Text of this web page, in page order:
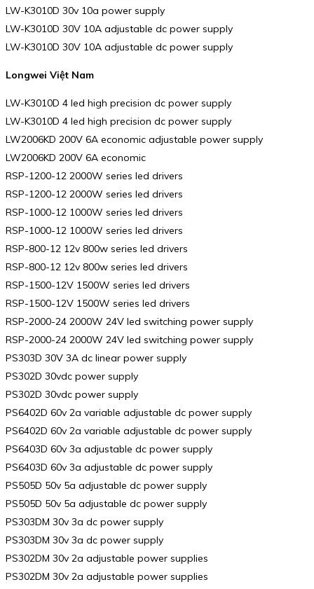
LW-K3010D 30v 10a power supply
LW-K3010D 30V 10A adjustable dc power supply
LW-K3010D 30V 10A adjustable dc power supply
Longwei Việt Nam
LW-K3010D 4 led high precision dc power supply
LW-K3010D 4 led high precision dc power supply
LW2006KD 200V 6A economic adjustable power supply
LW2006KD 200V 6A economic
RSP-1200-12 2000W series led drivers
RSP-1200-12 2000W series led drivers
RSP-1000-12 1000W series led drivers
RSP-1000-12 1000W series led drivers
RSP-800-12 12v 800w series led drivers
RSP-800-12 12v 800w series led drivers
RSP-1500-12V 1500W series led drivers
RSP-1500-12V 1500W series led drivers
RSP-2000-24 2000W 24V led switching power supply
RSP-2000-24 2000W 24V led switching power supply
PS303D 30V 3A dc linear power supply
PS302D 30vdc power supply
PS302D 30vdc power supply
PS6402D 60v 2a variable adjustable dc power supply
PS6402D 60v 2a variable adjustable dc power supply
PS6403D 60v 3a adjustable dc power supply
PS6403D 60v 3a adjustable dc power supply
PS505D 50v 5a adjustable dc power supply
PS505D 50v 5a adjustable dc power supply
PS303DM 30v 3a dc power supply
PS303DM 30v 3a dc power supply
PS302DM 30v 2a adjustable power supplies
PS302DM 30v 2a adjustable power supplies